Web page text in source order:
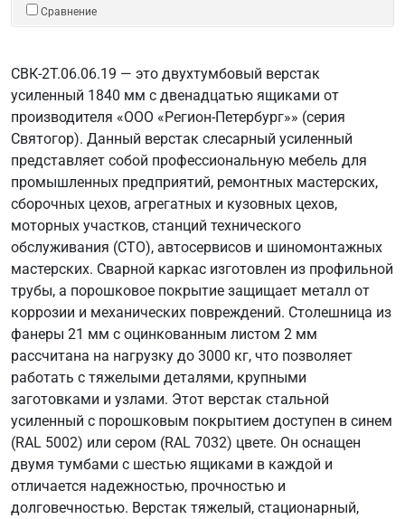
Сравнение
СВК-2Т.06.06.19 — это двухтумбовый верстак
усиленный 1840 мм с двенадцатью ящиками от
производителя «ООО «Регион-Петербург»» (серия
Святогор). Данный верстак слесарный усиленный
представляет собой профессиональную мебель для
промышленных предприятий, ремонтных мастерских,
сборочных цехов, агрегатных и кузовных цехов,
моторных участков, станций технического
обслуживания (СТО), автосервисов и шиномонтажных
мастерских. Сварной каркас изготовлен из профильной
трубы, а порошковое покрытие защищает металл от
коррозии и механических повреждений. Столешница из
фанеры 21 мм с оцинкованным листом 2 мм
рассчитана на нагрузку до 3000 кг, что позволяет
работать с тяжелыми деталями, крупными
заготовками и узлами. Этот верстак стальной
усиленный с порошковым покрытием доступен в синем
(RAL 5002) или сером (RAL 7032) цвете. Он оснащен
двумя тумбами с шестью ящиками в каждой и
отличается надежностью, прочностью и
долговечностью. Верстак тяжелый, стационарный,